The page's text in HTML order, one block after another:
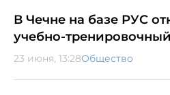
В Чечне на базе РУС
учебно-
23 июня, 13:28Общество